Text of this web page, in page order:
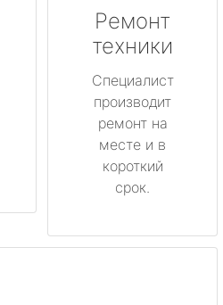
Ремонт
техники
Специалист
производит
ремонт на
месте и в
короткий
срок.